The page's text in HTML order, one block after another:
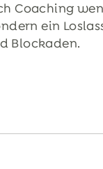
Coaching
ein
Blockaden.